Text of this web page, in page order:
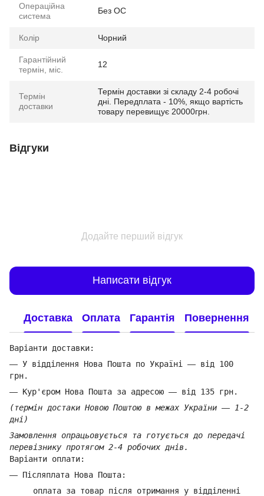
Операційна
система
Без ОС
Колір Чорний
Гарантійний
термін, міс.
12
Термін
доставки
Термін доставки зі складу 2-4 робочі
дні. Передплата - 10%, якщо вартість
товару перевищує 20000грн.
Відгуки
Додайте перший відгук
Написати відгук
Доставка Оплата Гарантія Повернення
Варіанти доставки:
— У відділення Нова Пошта по Україні — від 100
грн.
— Кур'єром Нова Пошта за адресою — від 135 грн.
(термін достаки Новою Поштою в межах України — 1-2
дні)
Замовлення опрацьовується та готується до передачі
перевізнику протягом 2-4 робочих днів.
Варіанти оплати:
— Післяплата Нова Пошта:
оплата за товар після отримання у відділенні